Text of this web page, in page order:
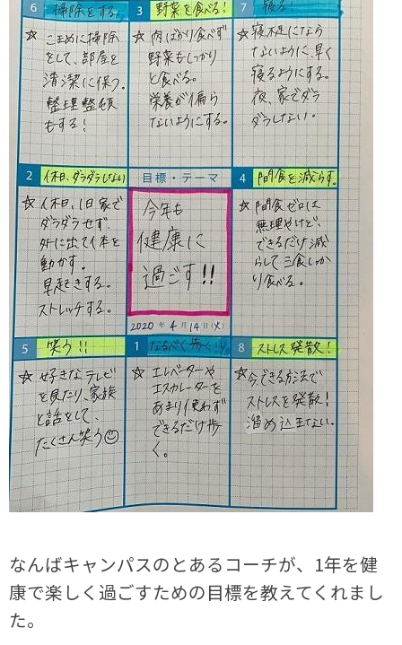
なんばキャンパスのとあるコーチが、 1年を健
康で楽しく過ごすための目標を教えてくれまし
た。